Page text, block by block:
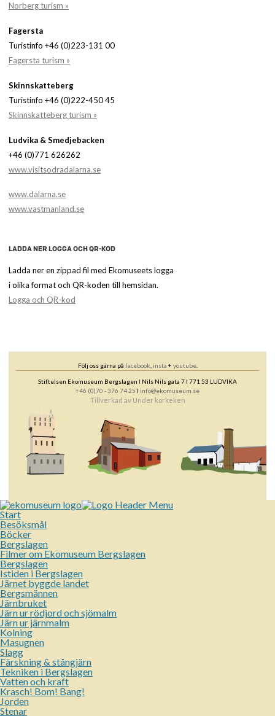
Norberg turism »
Fagersta
Turistinfo +46 (0)223-131 00
Fagersta turism »
Skinnskatteberg
Turistinfo +46 (0)222-450 45
Skinnskatteberg turism »
Ludvika & Smedjebacken
+46 (0)771 626262
www.visitsodradalarna.se
www.dalarna.se
www.vastmanland.se
LADDA NER LOGGA OCH QR-KOD
Ladda ner en zippad fil med Ekomuseets logga
i olika format och QR-koden till hemsidan.
Logga och QR-kod
Följ oss gärna på facebook insta + youtube.
Stiftelsen Ekomuseum Bergslagen ǀ Nils Nils gata 7 ǀ 771 53 LUDVIKA
+46 (0)70 - 376 74 25 ǀ info@ekomuseum.se
Tillverkad av Under korkeken
Start
Besöksmål
Böcker
Bergslagen
Filmer om Ekomuseum Bergslagen
Bergslagen
Istiden i Bergslagen
Järnet byggde landet
Bergsmännen
Järnbruket
Järn ur rödjord och sjömalm
Järn ur järnmalm
Kolning
Masugnen
Slagg
Färskning & stångjärn
Tekniken i Bergslagen
Vatten och kraft
Krasch! Bom! Bang!
Jorden
Stenar